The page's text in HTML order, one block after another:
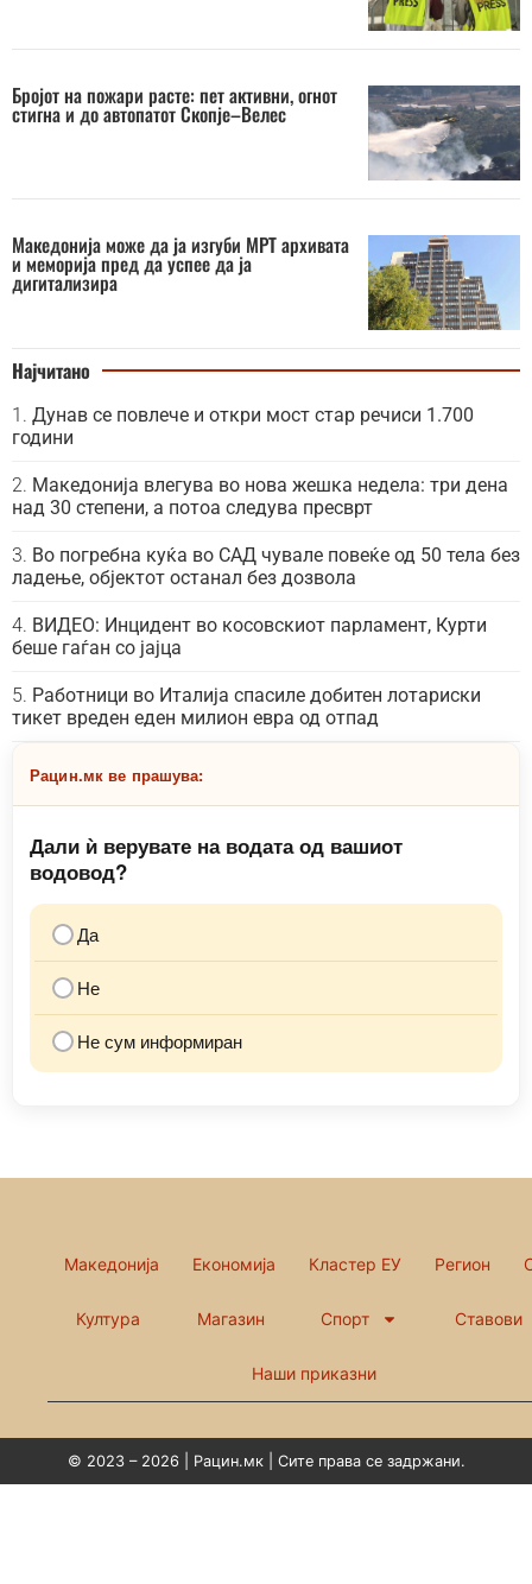
Бројот на пожари расте: пет активни, огнот
стигна и до автопатот Скопје–Велес
Македонија може да ја изгуби МРТ архивата
и меморија пред да успее да ја
дигитализира
Најчитано
Дунав се повлече и откри мост стар речиси 1.700
години
Македонија влегува во нова жешка недела: три дена
над 30 степени, а потоа следува пресврт
Во погребна куќа во САД чувале повеќе од 50 тела без
ладење, објектот останал без дозвола
ВИДЕО: Инцидент во косовскиот парламент, Курти
беше гаѓан со јајца
Работници во Италија спасиле добитен лотариски
тикет вреден еден милион евра од отпад
Рацин.мк ве прашува:
Дали ѝ верувате на водата од вашиот
водовод?
Да
Не
Не сум информиран
Македонија Економија Кластер ЕУ Регион
Култура Магазин Спорт Ставови
Наши приказни
© 2023 – 2026 | Рацин.мк | Сите права се задржани.